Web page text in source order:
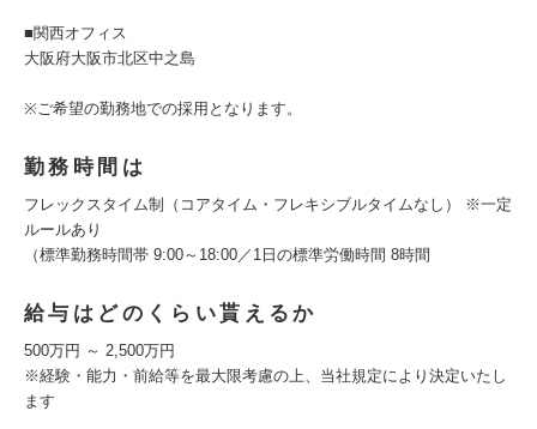
■関西オフィス
大阪府大阪市北区中之島
※ご希望の勤務地での採用となります。
勤務時間は
フレックスタイム制（コアタイム・フレキシブルタイムなし） ※一定
ルールあり
（標準勤務時間帯 9:00～18:00／1日の標準労働時間 8時間
給与はどのくらい貰えるか
500万円 ～ 2,500万円
※経験・能力・前給等を最大限考慮の上、当社規定により決定いたし
ます